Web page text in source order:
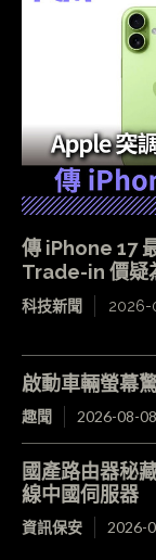
傳 iPhone 17
Trade-in 價疑
科技新聞 2026-
啟動車輛螢幕
趣聞 2026-08-08
國產路由器秘
線中國伺服器
資訊保安 2026-